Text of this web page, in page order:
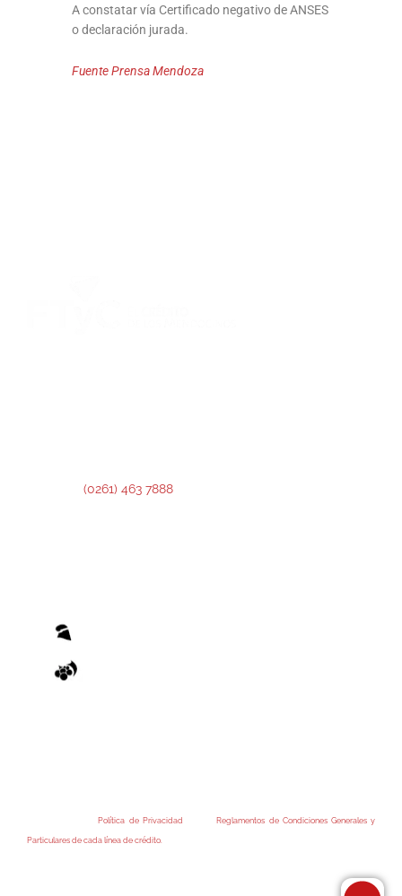
A constatar vía Certificado negativo de ANSES
o declaración jurada.
Fuente Prensa Mendoza
(0261) 463 7888
Política de Privacidad Reglamentos de Condiciones Generales y
Particulares de cada línea de crédito.